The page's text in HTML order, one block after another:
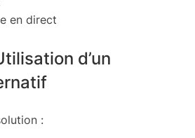
en direct
d’un
: